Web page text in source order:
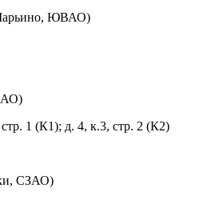
ЮВАО)
1 (К1); д. 4, к.3, стр. 2 (К2)
СЗАО)